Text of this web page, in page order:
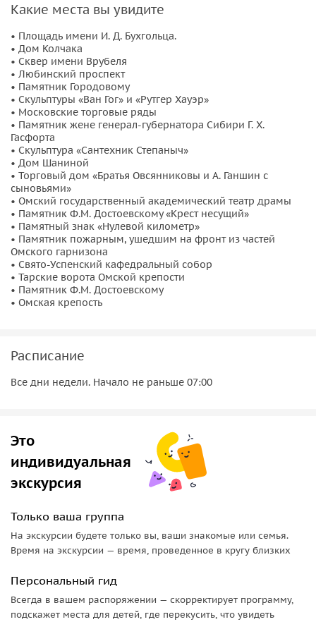
— кто же не сфотографируется с одним из
символов Омска! Побываем на Соборной площади и
увидимСвято-Успенский кафедральный собор
городской храм. А по пути поговорим о том, как из
небольшой крепости вырос величественный город, и кто
прославил его в веках. Поскольку это — индивидуальный
тур, то проходить он будет в комфортном для вас темпе.
Какие места вы увидите
• Площадь имени И. Д. Бухгольца.
• Дом Колчака
• Сквер имени Врубеля
• Любинский проспект
• Памятник Городовому
• Скульптуры «Ван Гог» и «Рутгер Хауэр»
• Московские торговые ряды
• Памятник жене генерал-губернатора Сибири Г. Х.
Гасфорта
• Скульптура «Сантехник Степаныч»
• Дом Шаниной
• Торговый дом «Братья Овсянниковы и А. Ганшин с
сыновьями»
• Омский государственный академический театр драмы
• Памятник Ф.М. Достоевскому «Крест несущий»
• Памятный знак «Нулевой километр»
• Памятник пожарным, ушедшим на фронт из частей
Омского гарнизона
• Свято-Успенский кафедральный собор
• Тарские ворота Омской крепости
• Памятник Ф.М. Достоевскому
• Омская крепость
Расписание
Все дни недели. Начало не раньше 07:00
Это
индивидуальная
экскурсия
Только ваша группа
На экскурсии будете только вы, ваши знакомые или семья.
Время на экскурсии — время, проведенное в кругу близких
Персональный гид
Всегда в вашем распоряжении — скорректирует программу,
подскажет места для детей, где перекусить, что увидеть